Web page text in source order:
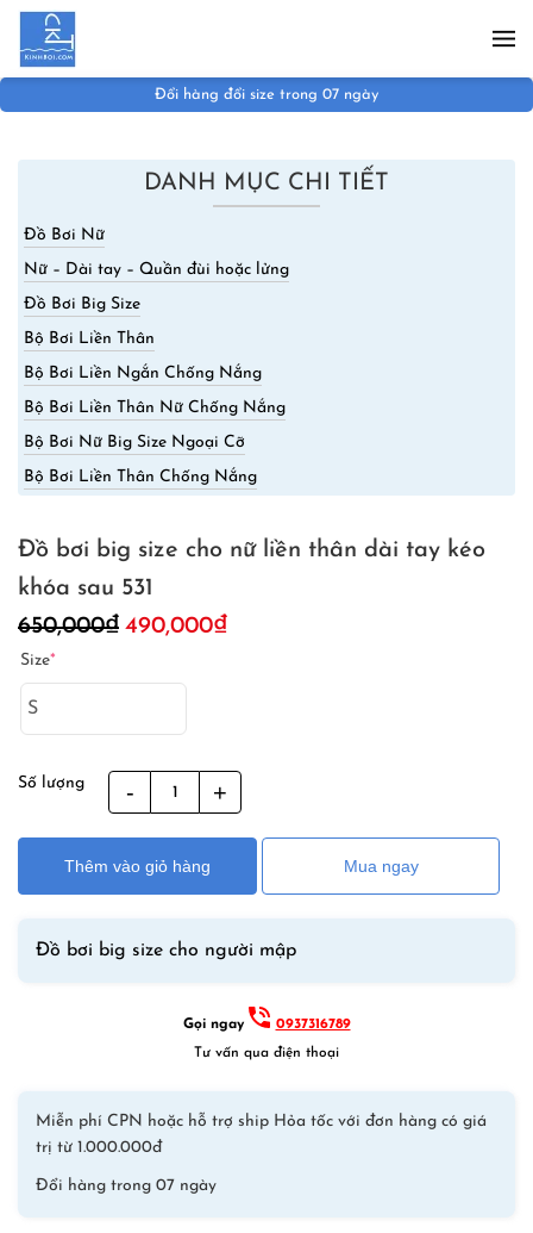
Skip to main content
Đổi hàng đổi size trong 07 ngày
DANH MỤC CHI TIẾT
Đồ Bơi Nữ
Nữ – Dài tay – Quần đùi hoặc lửng
Đồ Bơi Big Size
Bộ Bơi Liền Thân
Bộ Bơi Liền Ngắn Chống Nắng
Bộ Bơi Liền Thân Nữ Chống Nắng
Bộ Bơi Nữ Big Size Ngoại Cỡ
Bộ Bơi Liền Thân Chống Nắng
Đồ bơi big size cho nữ liền thân dài tay kéo
khóa sau 531
650,000₫ Giá
490,000₫Giá
Size*
Số lượng
bơi
big
size
cho
liền
sau
531
số
Thêm vào giỏ hàng Mua ngay
Đồ bơi big size cho người mập
Gọi ngay
0937316789
Tư vấn qua điện thoại
Miễn phí CPN hoặc hỗ trợ ship Hỏa tốc với đơn hàng có giá
trị từ 1.000.000đ
Đổi hàng trong 07 ngày